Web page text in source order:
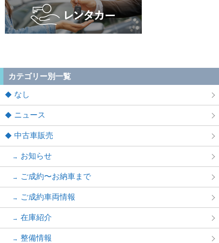
カテゴリー別一覧
なし
ニュース
中古車販売
お知らせ
ご成約〜お納車まで
ご成約車両情報
在庫紹介
整備情報